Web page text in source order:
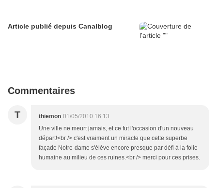
Article publié depuis Canalblog
Commentaires
T thiemon 01/05/2010 16:13
Une ville ne meurt jamais, et ce fut l'occasion d'un nouveau
départ!<br /> c'est vraiment un miracle que cette superbe
façade Notre-dame s'élève encore presque par défi à la folie
humaine au milieu de ces ruines.<br /> merci pour ces prises.